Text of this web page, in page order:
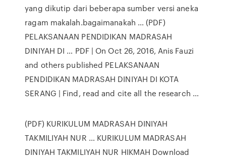
yang dikutip dari beberapa sumber versi aneka
ragam makalah.bagaimanakah … (PDF)
PELAKSANAAN PENDIDIKAN MADRASAH
DINIYAH DI … PDF | On Oct 26, 2016, Anis Fauzi
and others published PELAKSANAAN
PENDIDIKAN MADRASAH DINIYAH DI KOTA
SERANG | Find, read and cite all the research …
(PDF) KURIKULUM MADRASAH DINIYAH
TAKMILIYAH NUR … KURIKULUM MADRASAH
DINIYAH TAKMILIYAH NUR HIKMAH Download